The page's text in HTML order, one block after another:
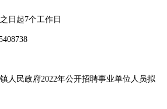
日起7个工作日
人民政府2022年公开招聘事业单位人员拟